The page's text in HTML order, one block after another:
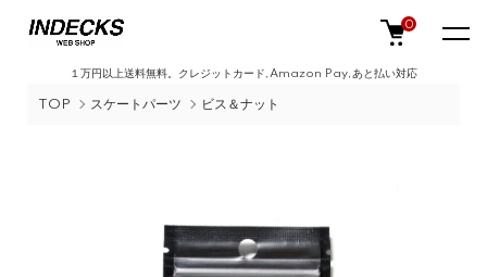
１万円以上送料無料。クレジットカード,Amazon Pay,あと払い対応
0
TOP スケートパーツ ビス＆ナット